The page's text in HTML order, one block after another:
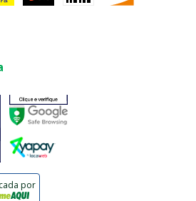
por